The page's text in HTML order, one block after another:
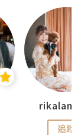
追蹤